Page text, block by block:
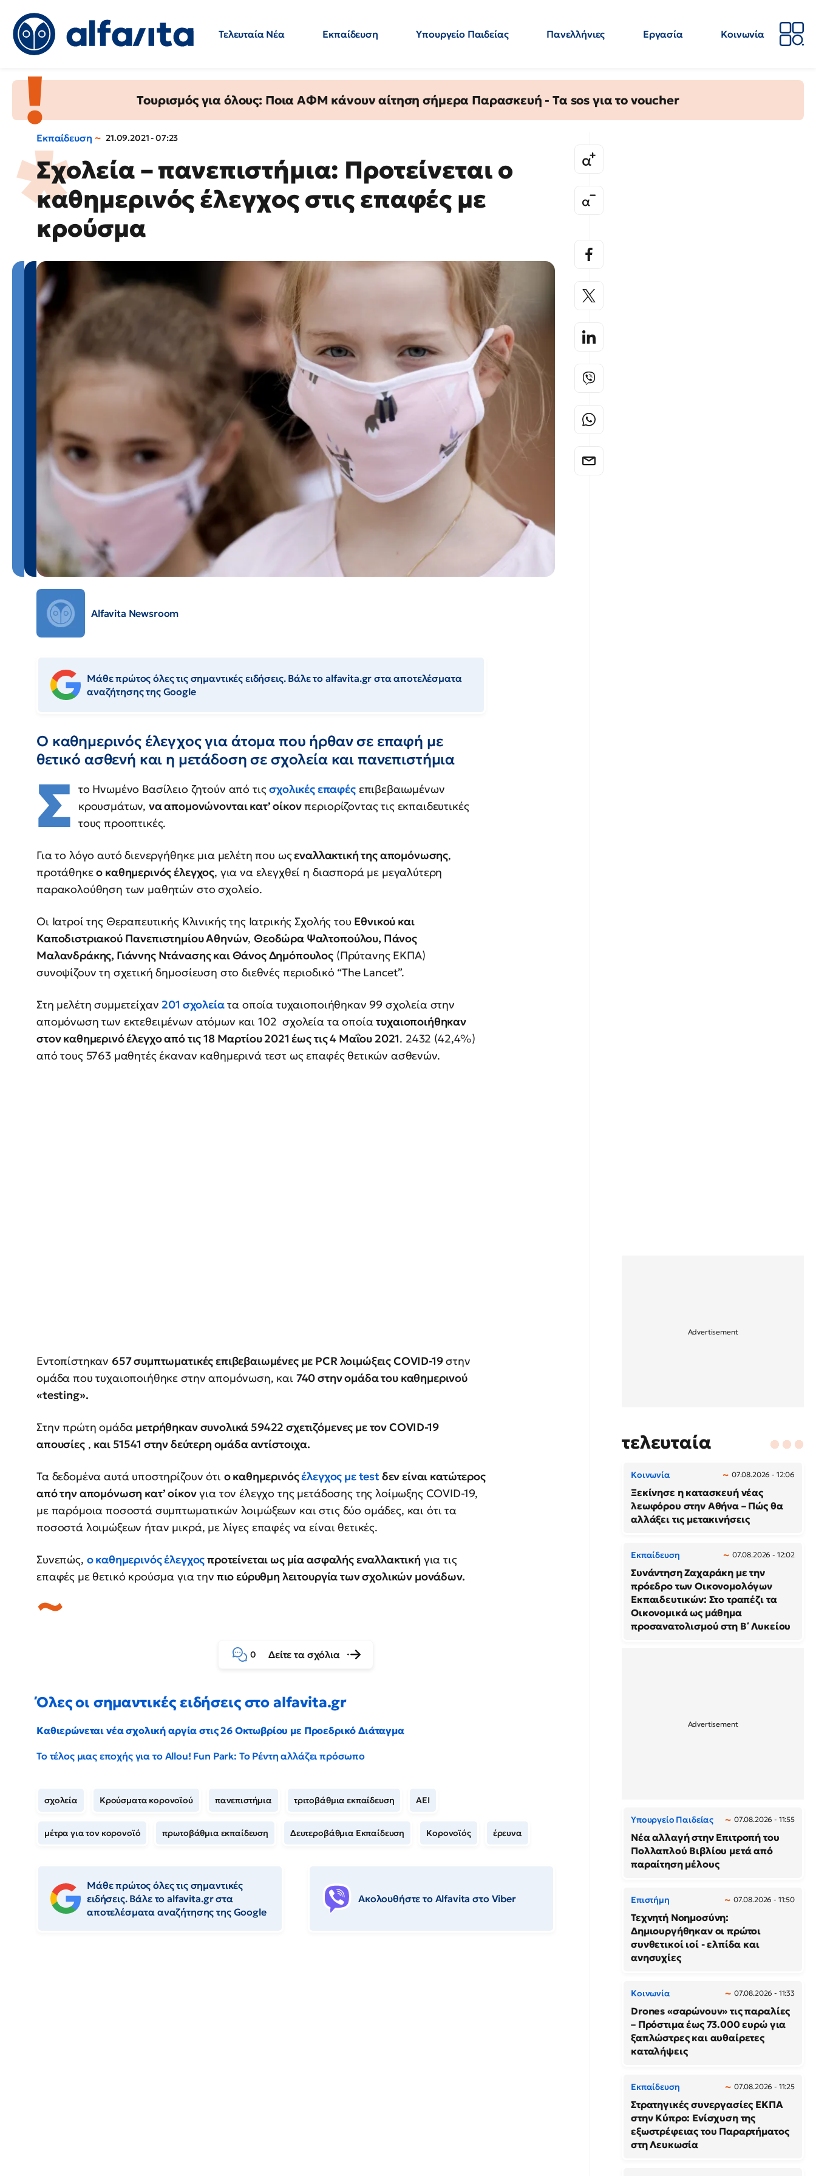
Τελευταία Νέα Εκπαίδευση Υπουργείο Παιδείας Πανελλήνιες Εργασία
Κοινωνία
Τουρισμός για όλους: Ποια ΑΦΜ κάνουν αίτηση σήμερα Παρασκευή - Τα sos για το voucher
Εκπαίδευση 21.09.2021 - 07:23
Σχολεία – πανεπιστήμια: Προτείνεται ο
καθημερινός έλεγχος στις επαφές με
κρούσμα
Alfavita Newsroom
Μάθε πρώτος όλες τις σημαντικές ειδήσεις. Βάλε το alfavita.gr στα αποτελέσματα
αναζήτησης της Google
Ο καθημερινός έλεγχος για άτομα που ήρθαν σε επαφή με
θετικό ασθενή και η μετάδοση σε σχολεία και πανεπιστήμια
Σ το Ηνωμένο Βασίλειο ζητούν από τιςσχολικές επαφέςεπιβεβαιωμένων
κρουσμάτων, να απομονώνονται κατ’ οίκονπεριορίζοντας τις εκπαιδευτικές
τους προοπτικές.
Για το λόγο αυτό διενεργήθηκε μια μελέτη που ωςεναλλακτική της απομόνωσης,
προτάθηκεο καθημερινός έλεγχος, για να ελεγχθεί η διασπορά με μεγαλύτερη
παρακολούθηση των μαθητών στο σχολείο.
Οι Ιατροί της Θεραπευτικής Κλινικής της Ιατρικής Σχολής του Εθνικού και
Καποδιστριακού Πανεπιστημίου Αθηνών,Θεοδώρα Ψαλτοπούλου, Πάνος
Μαλανδράκης, Γιάννης Ντάνασης και Θάνος Δημόπουλος (Πρύτανης ΕΚΠΑ)
συνοψίζουν τη σχετική δημοσίευση στο διεθνές περιοδικό “The Lancet”.
Στη μελέτη συμμετείχαν 201 σχολείατα οποία τυχαιοποιήθηκαν 99 σχολεία στην
απομόνωση των εκτεθειμένων ατόμων και 102 σχολεία τα οποίατυχαιοποιήθηκαν
στον καθημερινό έλεγχο από τις 18 Μαρτίου 2021 έως τις 4 Μαΐου 2021. 2432 (42,4%)
από τους 5763 μαθητές έκαναν καθημερινά τεστ ως επαφές θετικών ασθενών.
Εντοπίστηκαν 657 συμπτωματικές επιβεβαιωμένες με PCR λοιμώξεις COVID-19στην
ομάδα που τυχαιοποιήθηκε στην απομόνωση, και 740 στην ομάδα του καθημερινού
«testing».
Στην πρώτη ομάδα μετρήθηκαν συνολικά 59422 σχετιζόμενες με τον COVID-19
απουσίες, και 51541 στην δεύτερη ομάδα αντίστοιχα.
Τα δεδομένα αυτά υποστηρίζουν ότι ο καθημερινόςέλεγχος με testδεν είναι κατώτερος
από την απομόνωση κατ’ οίκονγια τον έλεγχο της μετάδοσης της λοίμωξης COVID-19,
με παρόμοια ποσοστά συμπτωματικών λοιμώξεων και στις δύο ομάδες, και ότι τα
ποσοστά λοιμώξεων ήταν μικρά, με λίγες επαφές να είναι θετικές.
Συνεπώς, ο καθημερινός έλεγχοςπροτείνεται ως μία ασφαλής εναλλακτική για τις
επαφές με θετικό κρούσμα για την πιο εύρυθμη λειτουργία των σχολικών μονάδων.
0 Δείτε τα σχόλια
Όλες οι σημαντικές ειδήσεις στο alfavita.gr
Καθιερώνεται νέα σχολική αργία στις 26 Οκτωβρίου με Προεδρικό Διάταγμα
Το τέλος μιας εποχής για το Allou! Fun Park: Το Ρέντη αλλάζει πρόσωπο
σχολεία Κρούσματα κορονοϊού πανεπιστήμια τριτοβάθμια εκπαίδευση ΑΕΙ
μέτρα για τον κορονοϊό πρωτοβάθμια εκπαίδευση Δευτεροβάθμια Εκπαίδευση Κορονοϊός έρευνα
Μάθε πρώτος όλες τις σημαντικές
ειδήσεις. Βάλε το alfavita.gr στα
αποτελέσματα αναζήτησης της Google
Ακολουθήστε το Αlfavita στο Viber
τελευταία
Κοινωνία 07.08.2026 - 12:06
Ξεκίνησε η κατασκευή νέας
λεωφόρου στην Αθήνα – Πώς θα
αλλάξει τις μετακινήσεις
Εκπαίδευση 07.08.2026 - 12:02
Συνάντηση Ζαχαράκη με την
πρόεδρο των Οικονομολόγων
Εκπαιδευτικών: Στο τραπέζι τα
Οικονομικά ως μάθημα
προσανατολισμού στη Β΄ Λυκείου
Υπουργείο Παιδείας 07.08.2026 - 11:55
Νέα αλλαγή στην Επιτροπή του
Πολλαπλού Βιβλίου μετά από
παραίτηση μέλους
Επιστήμη 07.08.2026 - 11:50
Τεχνητή Νοημοσύνη:
Δημιουργήθηκαν οι πρώτοι
συνθετικοί ιοί - ελπίδα και
ανησυχίες
Κοινωνία 07.08.2026 - 11:33
Drones «σαρώνουν» τις παραλίες
– Πρόστιμα έως 73.000 ευρώ για
ξαπλώστρες και αυθαίρετες
καταλήψεις
Εκπαίδευση 07.08.2026 - 11:25
Στρατηγικές συνεργασίες ΕΚΠΑ
στην Κύπρο: Ενίσχυση της
εξωστρέφειας του Παραρτήματος
στη Λευκωσία